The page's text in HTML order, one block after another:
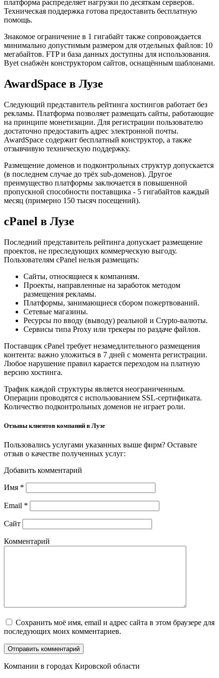
платформа распределяет нагрузки по десяткам серверов.
Техническая поддержка готова предоставить бесплатную
помощь.
Знакомое ограничение в 1 гигабайт также сопровождается
минимально допустимым размером для отдельных файлов: 10
мегабайтов. FTP и база данных доступны для использования.
Byet снабжён конструктором сайтов, оснащённым шаблонами.
AwardSpace в Лузе
Следующий представитель рейтинга хостингов работает без
рекламы. Платформа позволяет размещать сайты, работающие
на принципе монетизации. Для регистрации пользователю
достаточно предоставить адрес электронной почты.
AwardSpace содержит бесплатный конструктор, а также
отзывчивую техническую поддержку.
Размещение доменов и подконтрольных структур допускается
(в последнем случае до трёх sub-доменов). Другое
преимущество платформы заключается в повышенной
пропускной способности поставщика - 5 гигабайтов каждый
месяц (примерно 150 тысяч посещений).
cPanel в Лузе
Последний представитель рейтинга допускает размещение
проектов, не преследующих коммерческую выгоду.
Пользователям cPanel нельзя размещать:
Сайты, относящиеся к компаниям.
Проекты, направленные на заработок методом
размещения рекламы.
Платформы, занимающиеся сбором пожертвований.
Сетевые магазины.
Ресурсы по вводу (выводу) реальной и Crypto-валюты.
Сервисы типа Proxy или трекеры по раздаче файлов.
Поставщик cPanel требует незамедлительного размещения
контента: важно уложиться в 7 дней с момента регистрации.
Любое нарушение правил карается переходом на платную
версию хостинга.
Трафик каждой структуры является неограниченным.
Операции проводятся с использованием SSL-сертификата.
Количество подконтрольных доменов не играет роли.
Отзывы клиентов компаний в Лузе
Пользовались услугами указанных выше фирм? Оставьте
отзыв о качестве полученных услуг:
Добавить комментарий
Имя *
Email *
Сайт
Комментарий
Сохранить моё имя, email и адрес сайта в этом браузере для
последующих моих комментариев.
Компании в городах Кировской области